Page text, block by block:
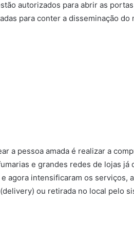
autorizados para abrir as
para conter a disseminação do
a pessoa amada é realizar a
e grandes redes de lojas
agora intensificaram os serviços,
ou retirada no local pelo